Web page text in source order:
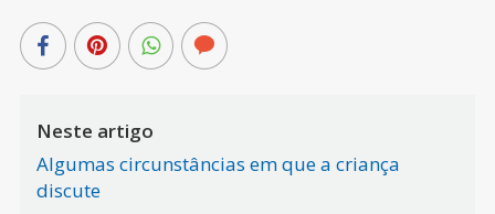
Neste artigo
Algumas circunstâncias em que a criança
discute